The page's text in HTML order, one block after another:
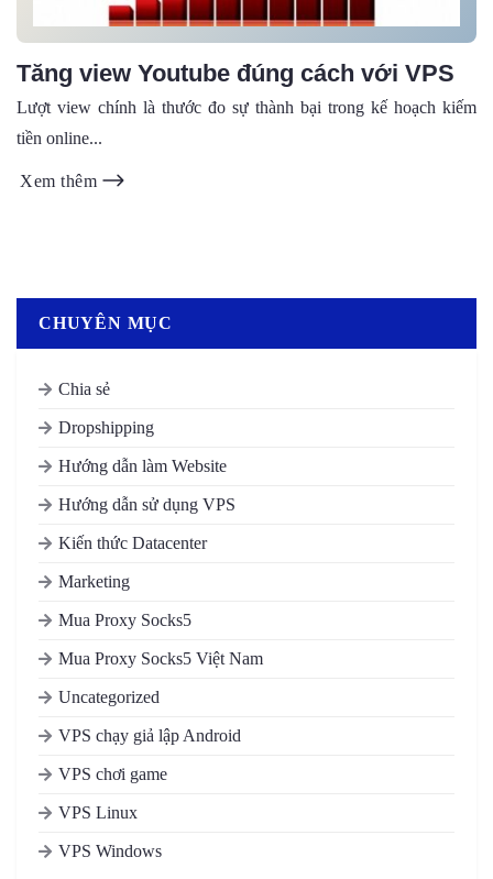
Tăng view Youtube đúng cách với VPS
Lượt view chính là thước đo sự thành bại trong kế hoạch kiếm
tiền online...
Xem thêm
CHUYÊN MỤC
Chia sẻ
Dropshipping
Hướng dẫn làm Website
Hướng dẫn sử dụng VPS
Kiến thức Datacenter
Marketing
Mua Proxy Socks5
Mua Proxy Socks5 Việt Nam
Uncategorized
VPS chạy giả lập Android
VPS chơi game
VPS Linux
VPS Windows